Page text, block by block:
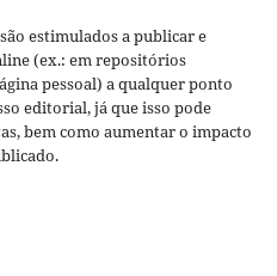
estimulados a publicar e
(ex.: em repositórios
pessoal) a qualquer ponto
editorial, já que isso pode
bem como aumentar o impacto